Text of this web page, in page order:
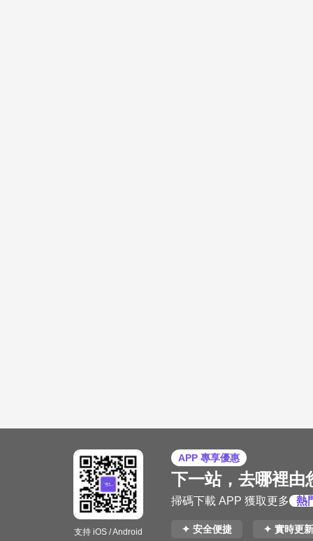
支持 iOS / Android
APP 專享優惠
下一站，去哪裡由
掃碼下載 APP 獲取更多 熱
✦ 安全便捷 ✦ 實時更新